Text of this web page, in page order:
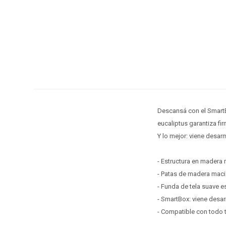
Descansá con el
eucaliptus garantiza
Y lo mejor: viene
- Estructura en madera
- Patas de madera
- Funda de tela suave
- SmartBox: viene
- Compatible con todo